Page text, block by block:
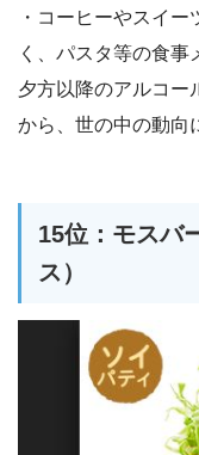
・コーヒーやスイ
く、パスタ等の食
夕方以降のアルコー
から、世の中の動向
15位：モスバ
ス）